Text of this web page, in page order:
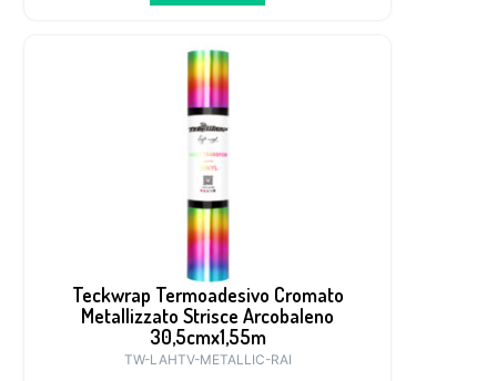
Teckwrap Termoadesivo Cromato
Metallizzato Strisce Arcobaleno
30,5cmx1,55m
TW-LAHTV-METALLIC-RAI